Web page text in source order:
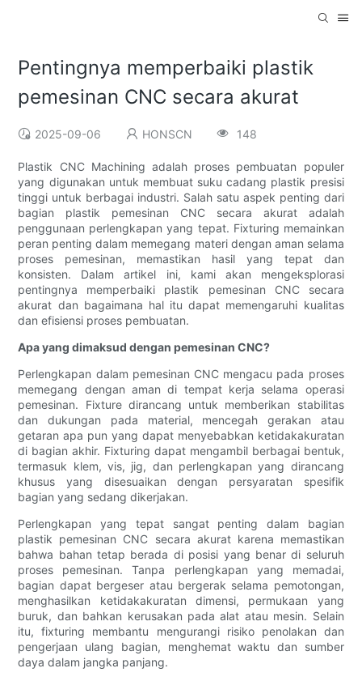
Pentingnya memperbaiki plastik
pemesinan CNC secara akurat
2025-09-06 HONSCN 148
Plastik CNC Machining adalah proses pembuatan populer
yang digunakan untuk membuat suku cadang plastik presisi
tinggi untuk berbagai industri. Salah satu aspek penting dari
bagian plastik pemesinan CNC secara akurat adalah
penggunaan perlengkapan yang tepat. Fixturing memainkan
peran penting dalam memegang materi dengan aman selama
proses pemesinan, memastikan hasil yang tepat dan
konsisten. Dalam artikel ini, kami akan mengeksplorasi
pentingnya memperbaiki plastik pemesinan CNC secara
akurat dan bagaimana hal itu dapat memengaruhi kualitas
dan efisiensi proses pembuatan.
Apa yang dimaksud dengan pemesinan CNC?
Perlengkapan dalam pemesinan CNC mengacu pada proses
memegang dengan aman di tempat kerja selama operasi
pemesinan. Fixture dirancang untuk memberikan stabilitas
dan dukungan pada material, mencegah gerakan atau
getaran apa pun yang dapat menyebabkan ketidakakuratan
di bagian akhir. Fixturing dapat mengambil berbagai bentuk,
termasuk klem, vis, jig, dan perlengkapan yang dirancang
khusus yang disesuaikan dengan persyaratan spesifik
bagian yang sedang dikerjakan.
Perlengkapan yang tepat sangat penting dalam bagian
plastik pemesinan CNC secara akurat karena memastikan
bahwa bahan tetap berada di posisi yang benar di seluruh
proses pemesinan. Tanpa perlengkapan yang memadai,
bagian dapat bergeser atau bergerak selama pemotongan,
menghasilkan ketidakakuratan dimensi, permukaan yang
buruk, dan bahkan kerusakan pada alat atau mesin. Selain
itu, fixturing membantu mengurangi risiko penolakan dan
pengerjaan ulang bagian, menghemat waktu dan sumber
daya dalam jangka panjang.